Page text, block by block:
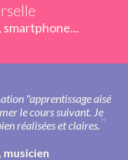
"apprentissage aisé
le cours suivant. Je
réalisées et claires.
musicien